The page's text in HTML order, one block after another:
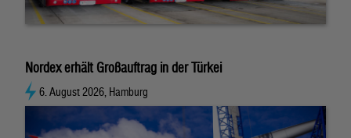
Nordex erhält Großauftrag in der Türkei
6. August 2026, Hamburg